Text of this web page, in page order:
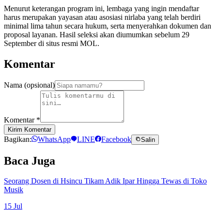
Menurut keterangan program ini, lembaga yang ingin mendaftar
harus merupakan yayasan atau asosiasi nirlaba yang telah berdiri
minimal lima tahun secara hukum, serta menyerahkan dokumen dan
proposal layanan. Hasil seleksi akan diumumkan sebelum 29
September di situs resmi MOL.
Komentar
Nama (opsional)
Komentar *
Kirim Komentar
Bagikan: WhatsApp LINE Facebook Salin
Baca Juga
Seorang Dosen di Hsincu Tikam Adik Ipar Hingga Tewas di Toko
Musik
15 Jul